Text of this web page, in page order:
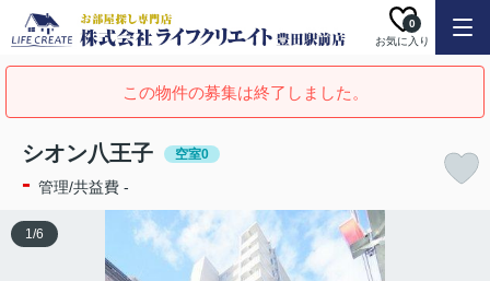
お気に入り
0
この物件の募集は終了しました。
シオン八王子 空室0
- 管理/共益費 -
1/6